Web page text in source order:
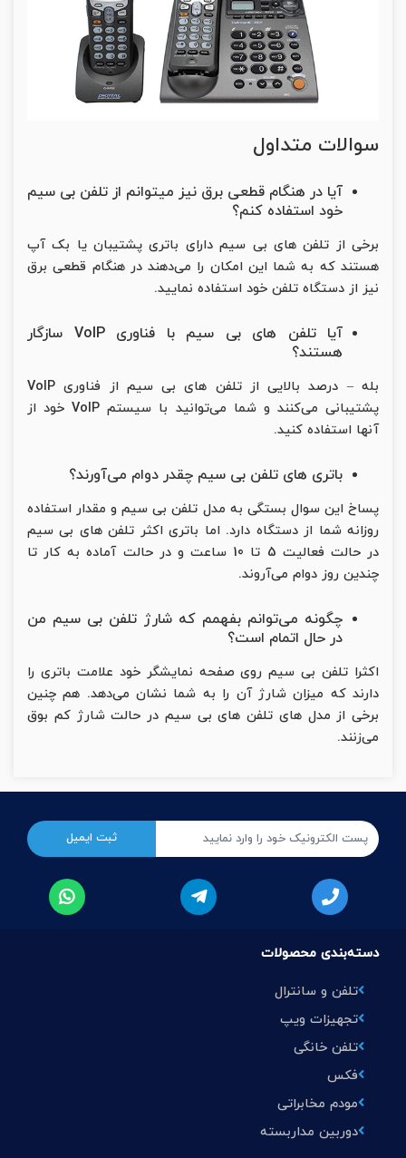
سوالات متداول
آیا در هنگام قطعی برق نیز میتوانم از تلفن بی سیم
خود استفاده کنم؟
برخی از تلفن های بی سیم دارای باتری پشتیبان یا بک آپ
هستند که به شما این امکان را می‌دهند در هنگام قطعی برق
نیز از دستگاه تلفن خود استفاده نمایید.
آیا تلفن های بی سیم با فناوری VoIP سازگار
هستند؟
بله – درصد بالایی از تلفن های بی سیم از فناوری VoIP
پشتیبانی می‌کنند و شما می‌توانید با سیستم VoIP خود از
آنها استفاده کنید.
باتری های تلفن بی سیم چقدر دوام می‌آورند؟
پساخ این سوال بستگی به مدل تلفن بی سیم و مقدار استفاده
روزانه شما از دستگاه دارد. اما باتری اکثر تلفن های بی سیم
در حالت فعالیت 5 تا 10 ساعت و در حالت آماده به کار تا
چندین روز دوام می‌آروند.
چگونه می‌توانم بفهمم که شارژ تلفن بی سیم من
در حال اتمام است؟
اکثرا تلفن بی سیم روی صفحه نمایشگر خود علامت باتری را
دارند که میزان شارژ آن را به شما نشان می‌دهد. هم چنین
برخی از مدل های تلفن های بی سیم در حالت شارژ کم بوق
می‌زنند.
دسته‌بندی محصولات
تلفن و سانترال
تجهیزات ویپ
تلفن خانگی
فکس
مودم مخابراتی
دوربین مداربسته